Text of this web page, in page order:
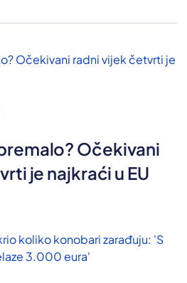
Očekivani
je najkraći u EU